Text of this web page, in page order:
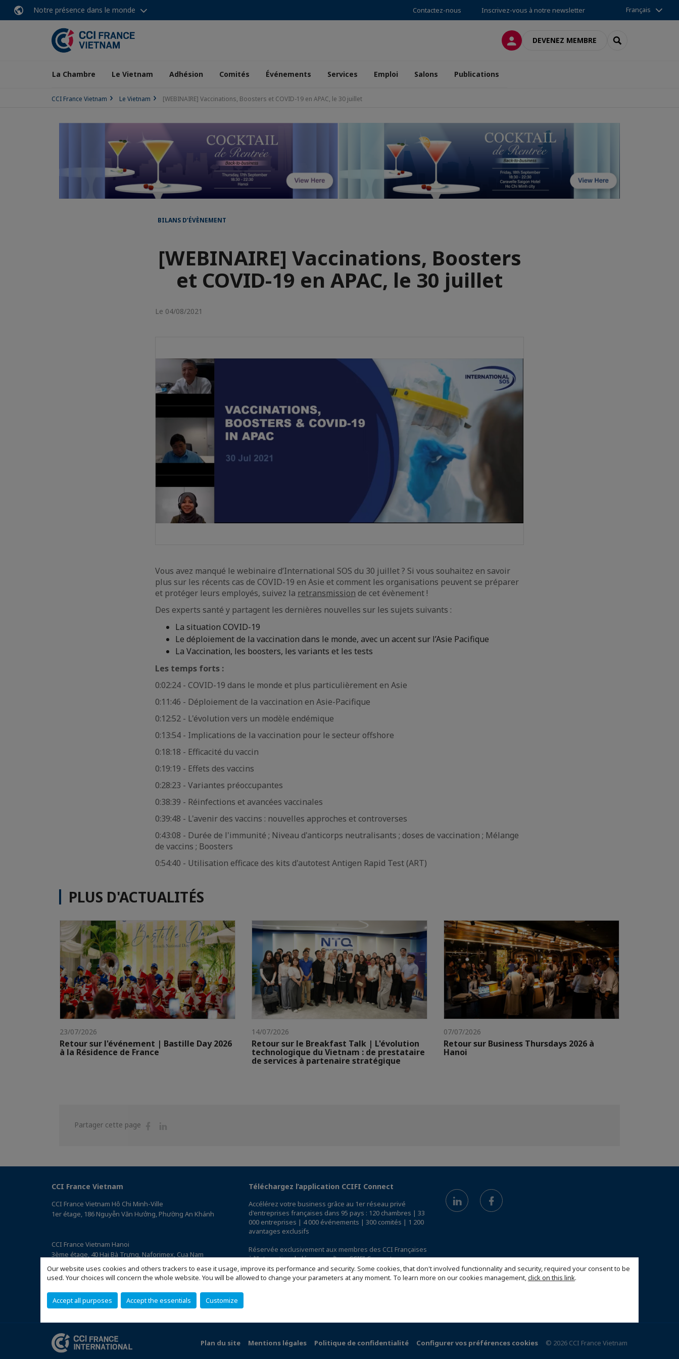
Our website uses cookies and others trackers to ease it usage, improve its performance and security. Some cookies, that don't involved functionnality and security, required your consent to be
used. Your choices will concern the whole website. You will be allowed to change your parameters at any moment. To learn more on our cookies management,click on this link.
Accept all purposes Accept the essentials Customize
Notre présence dans le monde Contactez-nous Inscrivez-vous à notre newsletter Français
CONNEXIONDEVENEZ MEMBRE RECHERCHER
La Chambre Le Vietnam Adhésion Comités Événements Services Emploi Salons Publications
CCI France Vietnam Le Vietnam [WEBINAIRE] Vaccinations, Boosters et COVID-19 en APAC, le 30 juillet
BILANS D’ÉVÈNEMENT
[WEBINAIRE] Vaccinations, Boosters
et COVID-19 en APAC, le 30 juillet
Le 04/08/2021
Vous avez manqué le webinaire d’International SOS du 30 juillet ? Si vous souhaitez en savoir
plus sur les récents cas de COVID-19 en Asie et comment les organisations peuvent se préparer
et protéger leurs employés, suivez la retransmission de cet évènement !
Des experts santé y partagent les dernières nouvelles sur les sujets suivants :
La situation COVID-19
Le déploiement de la vaccination dans le monde, avec un accent sur l’Asie Pacifique
La Vaccination, les boosters, les variants et les tests
Les temps forts :
0:02:24 - COVID-19 dans le monde et plus particulièrement en Asie
0:11:46 - Déploiement de la vaccination en Asie-Pacifique
0:12:52 - L'évolution vers un modèle endémique
0:13:54 - Implications de la vaccination pour le secteur offshore
0:18:18 - Efficacité du vaccin
0:19:19 - Effets des vaccins
0:28:23 - Variantes préoccupantes
0:38:39 - Réinfections et avancées vaccinales
0:39:48 - L'avenir des vaccins : nouvelles approches et controverses
0:43:08 - Durée de l'immunité ; Niveau d'anticorps neutralisants ; doses de vaccination ; Mélange
de vaccins ; Boosters
0:54:40 - Utilisation efficace des kits d'autotest Antigen Rapid Test (ART)
PLUS D'ACTUALITÉS
23/07/2026
Retour sur l'événement | Bastille Day 2026
à la Résidence de France
14/07/2026
Retour sur le Breakfast Talk | L'évolution
technologique du Vietnam : de prestataire
de services à partenaire stratégique
07/07/2026
Retour sur Business Thursdays 2026 à
Hanoi
Partager cette page
Partager
CCI France Vietnam
CCI France Vietnam Hô Chi Minh-Ville
1er étage, 186 Nguyễn Văn Hưởng, Phường An Khánh
CCI France Vietnam Hanoi
3ème étage, 40 Hai Bà Trưng, Naforimex, Cua Nam
(Accéder au plan)
Téléchargez l’application CCIFI Connect
Accélérez votre business grâce au 1er réseau privé
d'entreprises françaises dans 95 pays : 120 chambres | 33
000 entreprises | 4 000 événements | 300 comités | 1 200
avantages exclusifs
Réservée exclusivement aux membres des CCI Françaises
à l'International,découvrez l'app CCIFI Connect.
Plan du site Mentions légales Politique de confidentialité Configurer vos préférences cookies © 2026 CCI France Vietnam